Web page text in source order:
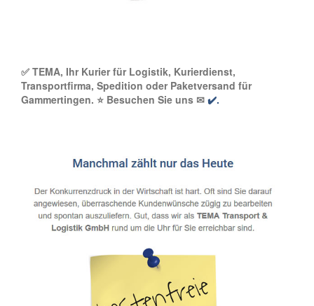
✅ TEMA, Ihr Kurier für Logistik, Kurierdienst,
Transportfirma, Spedition oder Paketversand für
Gammertingen. ⭐ Besuchen Sie uns ✉ ✔️.